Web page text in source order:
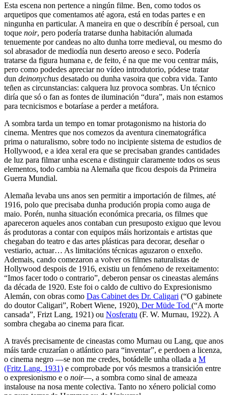
Esta escena non pertence a ningún filme. Ben, como todos os
arquetipos que comentamos até agora, está en todas partes e en
ningunha en particular. A maneira en que o describín é persoal, cun
toque noir, pero podería tratarse dunha habitación alumada
tenuemente por candeas no alto dunha torre medieval, ou mesmo do
sol abrasador de mediodía nun deserto areoso e seco. Podería
tratarse da figura humana e, de feito, é na que me vou centrar máis,
pero como podedes apreciar no vídeo introdutorio, pódese tratar
dun deinonychus desatado ou dunha vasoira que cobra vida. Tanto
teñen as circunstancias: calquera luz provoca sombras. Un técnico
diría que só o fan as fontes de iluminación “dura”, mais non estamos
para tecnicismos e botaríase a perder a metáfora.
A sombra tarda un tempo en tomar protagonismo na historia do
cinema. Mentres que nos comezos da aventura cinematográfica
prima o naturalismo, sobre todo no incipiente sistema de estudios de
Hollywood, e a idea xeral era que se precisaban grandes cantidades
de luz para filmar unha escena e distinguir claramente todos os seus
elementos, todo cambia na Alemaña que ficou despois da Primeira
Guerra Mundial.
Alemaña levaba uns anos sen permitir a importación de filmes, até
1916, polo que precisaba dunha produción propia como auga de
maio. Porén, nunha situación económica precaria, os filmes que
apareceron aqueles anos contaban cun presuposto exiguo que levou
ás produtoras a contar con equipos máis horizontais e artistas que
chegaban do teatro e das artes plásticas para decorar, deseñar o
vestiario, actuar… As limitacións técnicas aguzaron o enxeño.
Ademais, cando comezaron a volver os filmes naturalistas de
Hollywood despois de 1916, existiu un fenómeno de rexeitamento:
“Imos facer todo o contrario”, deberon pensar os cineastas alemáns
da década de 1920. Este foi o caldo de cultivo do Expresionismo
Alemán, con obras como Das Cabinet des Dr. Caligari (“O gabinete
do doutor Caligari”, Robert Wiene, 1920), Der Müde Tod (“A morte
cansada”, Frizt Lang, 1921) ou Nosferatu (F. W. Murnau, 1922). A
sombra chegaba ao cinema para ficar.
A través precisamente de cineastas como Murnau ou Lang, que anos
máis tarde cruzarían o atlántico para “inventar”, e perdoen a licenza,
o cinema negro —se non me credes, botádelle unha ollada a M
(Fritz Lang, 1931) e comprobade por vós mesmos a transición entre
o expresionismo e o noir—, a sombra como sinal de ameaza
instalouse na nosa mente colectiva. Tanto no xénero policial como